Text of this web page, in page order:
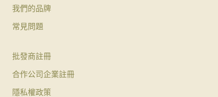
我們的品牌
常見問題
批發商註冊
合作公司企業註冊
隱私權政策